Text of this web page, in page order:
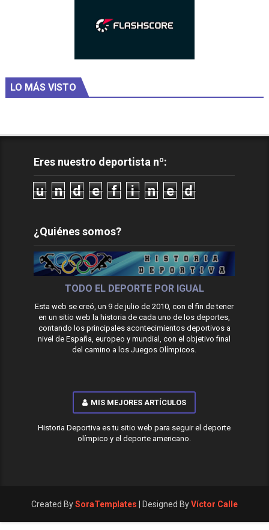
LO MÁS VISTO
Eres nuestro deportista nº:
u n d e f i n e d
¿Quiénes somos?
TODO EL DEPORTE POR IGUAL
Esta web se creó, un 9 de julio de 2010, con el fin de tener
en un sitio web la historia de cada uno de los deportes,
contando los principales acontecimientos deportivos a
nivel de España, europeo y mundial, con el objetivo final
del camino a los Juegos Olímpicos.
MIS MEJORES ARTÍCULOS
Historia Deportiva es tu sitio web para seguir el deporte
olímpico y el deporte americano.
Created BySoraTemplates | Designed ByVíctor Calle